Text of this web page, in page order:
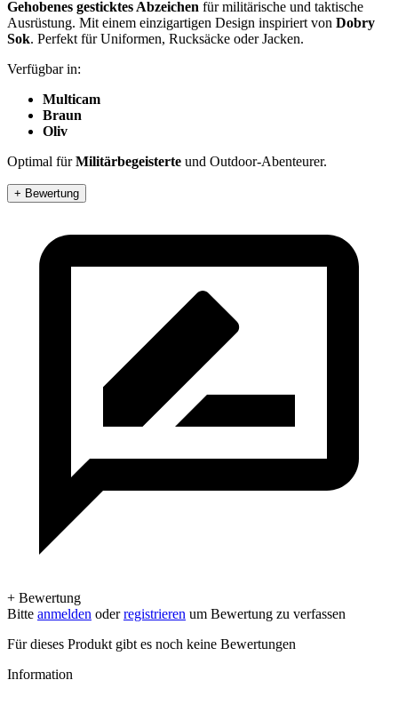
Gehobenes gesticktes Abzeichen für militärische und taktische
Ausrüstung. Mit einem einzigartigen Design inspiriert von Dobry
Sok. Perfekt für Uniformen, Rucksäcke oder Jacken.
Verfügbar in:
Multicam
Braun
Oliv
Optimal fürMilitärbegeisterte und Outdoor-Abenteurer.
+ Bewertung
+ Bewertung
Bitte anmelden oderregistrieren um Bewertung zu verfassen
Für dieses Produkt gibt es noch keine Bewertungen
Information